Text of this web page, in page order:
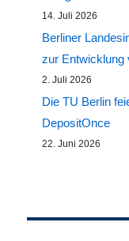
14. Juli 2026
Berliner
zur Entwicklung
2. Juli 2026
Die TU Berlin
DepositOnce
22. Juni 2026